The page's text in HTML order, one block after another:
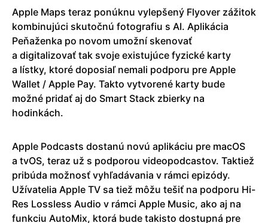
Apple Maps teraz ponúknu vylepšený Flyover zážitok
kombinujúci skutočnú fotografiu s AI. Aplikácia
Peňaženka po novom umožní skenovať
a digitalizovať tak svoje existujúce fyzické karty
a lístky, ktoré doposiaľ nemali podporu pre Apple
Wallet / Apple Pay. Takto vytvorené karty bude
možné pridať aj do Smart Stack zbierky na
hodinkách.
Apple Podcasts dostanú novú aplikáciu pre macOS
a tvOS, teraz už s podporou videopodcastov. Taktiež
pribúda možnosť vyhľadávania v rámci epizódy.
Užívatelia Apple TV sa tiež môžu tešiť na podporu Hi-
Res Lossless Audio v rámci Apple Music, ako aj na
funkciu AutoMix, ktorá bude takisto dostupná pre